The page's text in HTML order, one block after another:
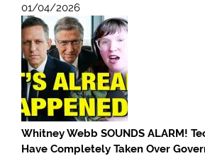
01/04/2026
Whitney Webb SOUNDS ALARM!
Have Completely Taken Over